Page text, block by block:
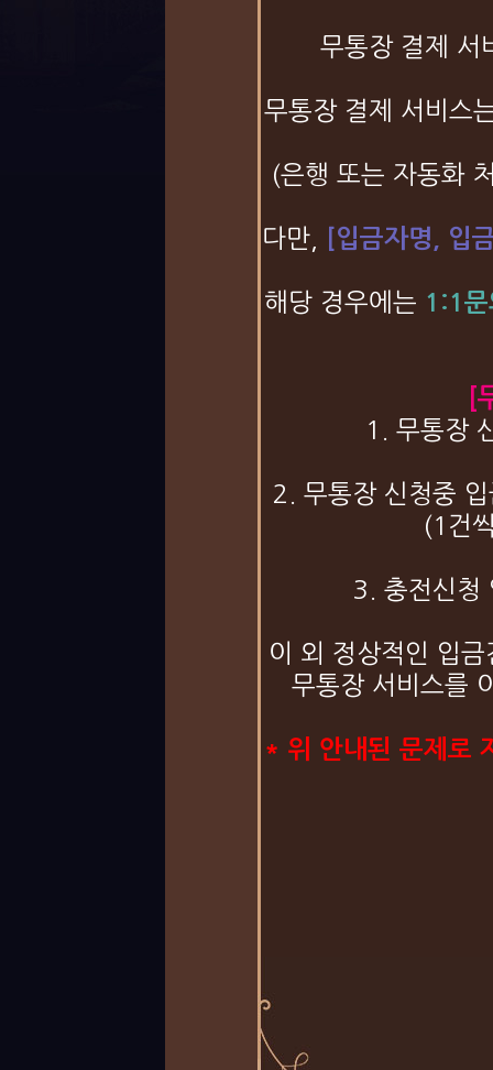
무통장 결제 서
무통장 결제 서비스
(은행 또는 자동화
다만, [입금자명, 입
해당 경우에는 1:1문
[
1. 무통장
2. 무통장 신청중
(1건씩
3. 충전신청
이 외 정상적인 입
무통장 서비스를
* 위 안내된 문제로